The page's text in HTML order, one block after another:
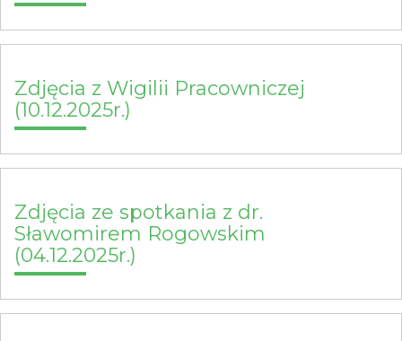
Zdjęcia z Wigilii Pracowniczej
(10.12.2025r.)
Zdjęcia ze spotkania z dr.
Sławomirem Rogowskim
(04.12.2025r.)